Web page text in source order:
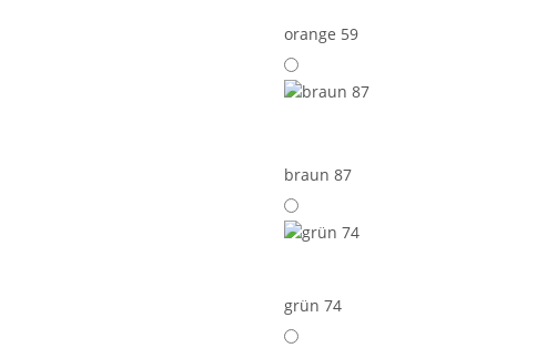
orange 59
braun 87
grün 74